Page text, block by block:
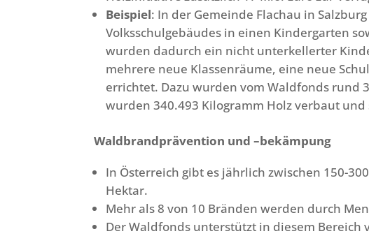
Beispiel: In der Gemeinde Flachau in
Volksschulgebäudes in einen Kindergarten
wurden dadurch ein nicht unterkellerter
mehrere neue Klassenräume, eine neue
errichtet. Dazu wurden vom Waldfonds rund
wurden 340.493 Kilogramm Holz verbaut
Waldbrandprävention und –bekämpung
In Österreich gibt es jährlich zwischen 150-
Hektar.
Mehr als 8 von 10 Bränden werden durch
Der Waldfonds unterstützt in diesem Bereich